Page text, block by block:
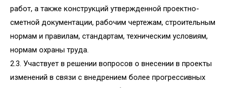
работ, а также конструкций утвержденной проектно-
сметной документации, рабочим чертежам, строительным
нормам и правилам, стандартам, техническим условиям,
нормам охраны труда.
2.3. Участвует в решении вопросов о внесении в проекты
изменений в связи с внедрением более прогрессивных